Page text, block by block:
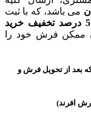
می باشد، که با ثبت
از 5 درصد تخفیف خرید
ممکن فرش خود را
بعد از تحویل فرش و